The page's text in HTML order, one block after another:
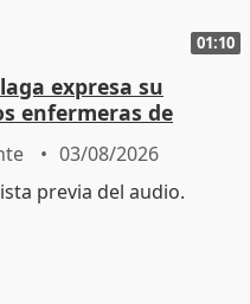
01:10
expresa su
enfermeras de
03/08/2026